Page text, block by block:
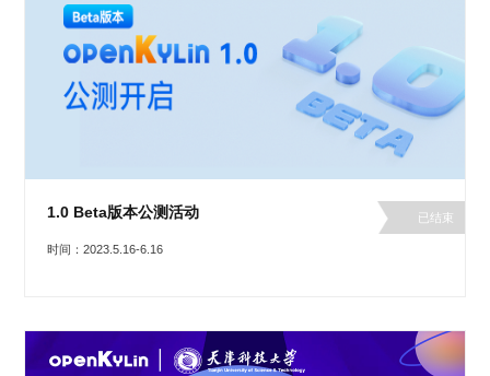
1.0 Beta版本公测活动
时间：2023.5.16-6.16
已结束